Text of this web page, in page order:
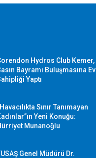
Hydros Club Kemer,
Bayramı Buluşmasına Ev
Yaptı
Sınır Tanımayan
Yeni Konuğu:
Munanoğlu
Genel Müdürü Dr.